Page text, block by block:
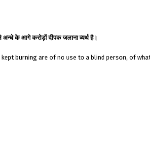
अन्धे के आगे करोड़ों दीपक जलाना व्यर्थ है।
burning are of no use to a blind person, of